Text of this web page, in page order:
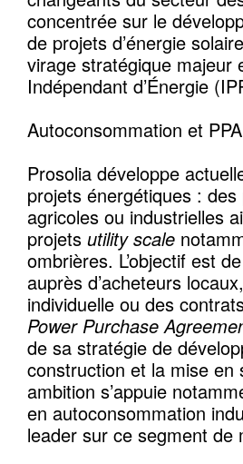
concentrée sur le
de projets d’énergie
virage stratégique majeur
Indépendant d’Énergie
Autoconsommation et PPA
Prosolia développe
projets énergétiques :
agricoles ou industrielles
projets utility scale
ombrières. L’objectif est
auprès d’acheteurs
individuelle ou des
Power Purchase
de sa stratégie de
construction et la mise
ambition s’appuie
en autoconsommation
leader sur ce segment de